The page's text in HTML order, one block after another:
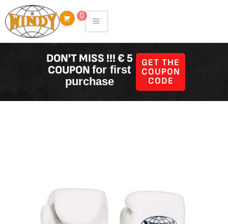
to
content
0
DON'T MISS !!! € 5
COUPONfor first
purchase
GET THE
COUPON
CODE